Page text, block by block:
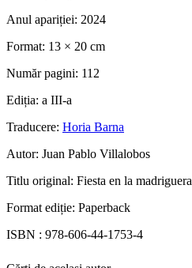
Anul apariției: 2024
Format: 13 × 20 cm
Număr pagini: 112
Ediția: a III-a
Traducere: Horia Barna
Autor: Juan Pablo Villalobos
Titlu original: Fiesta en la madriguera
Format ediție: Paperback
ISBN : 978-606-44-1753-4